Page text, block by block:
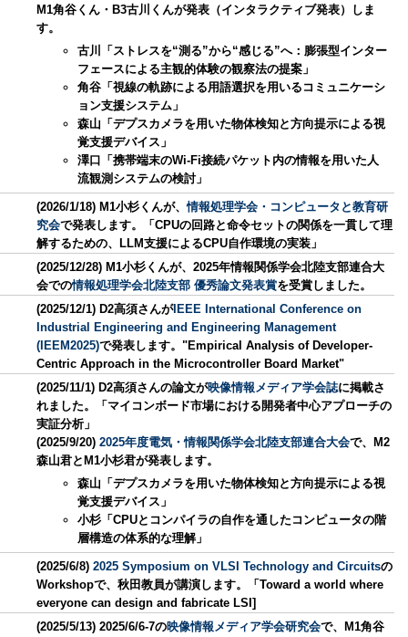
M1角谷くん・B3古川くんが発表（インタラクティブ発表）しま
す。
古川「ストレスを“測る”から“感じる”へ：膨張型インター
フェースによる主観的体験の観察法の提案」
角谷「視線の軌跡による用語選択を用いるコミュニケーシ
ョン支援システム」
森山「デプスカメラを用いた物体検知と方向提示による視
覚支援デバイス」
澤口「携帯端末のWi-Fi接続パケット内の情報を用いた人
流観測システムの検討」
(2026/1/18) M1小杉くんが、情報処理学会・コンピュータと教育研
究会で発表します。「CPUの回路と命令セットの関係を一貫して理
解するための、LLM支援によるCPU自作環境の実装」
(2025/12/28) M1小杉くんが、2025年情報関係学会北陸支部連合大
会での情報処理学会北陸支部 優秀論文発表賞を受賞しました。
(2025/12/1) D2高須さんがIEEE International Conference on
Industrial Engineering and Engineering Management
(IEEM2025)で発表します。"Empirical Analysis of Developer-
Centric Approach in the Microcontroller Board Market"
(2025/11/1) D2高須さんの論文が映像情報メディア学会誌に掲載さ
れました。「マイコンボード市場における開発者中心アプローチの
実証分析」
(2025/9/20) 2025年度電気・情報関係学会北陸支部連合大会で、M2
森山君とM1小杉君が発表します。
森山「デプスカメラを用いた物体検知と方向提示による視
覚支援デバイス」
小杉「CPUとコンパイラの自作を通したコンピュータの階
層構造の体系的な理解」
(2025/6/8) 2025 Symposium on VLSI Technology and Circuitsの
Workshopで、秋田教員が講演します。「Toward a world where
everyone can design and fabricate LSI]
(2025/5/13) 2025/6/6-7の映像情報メディア学会研究会で、M1角谷